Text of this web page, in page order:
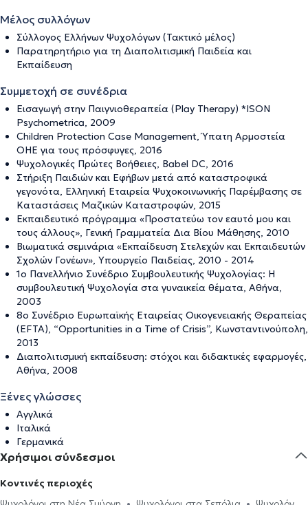
Μέλος συλλόγων
Σύλλογος Ελλήνων Ψυχολόγων (Τακτικό μέλος)
Παρατηρητήριο για τη Διαπολιτισμική Παιδεία και
Εκπαίδευση
Συμμετοχή σε συνέδρια
Εισαγωγή στην Παιγνιοθεραπεία (Play Therapy) *ISON
Psychometrica, 2009
Children Protection Case Management, Ύπατη Αρμοστεία
ΟΗΕ για τους πρόσφυγες, 2016
Ψυχολογικές Πρώτες Βοήθειες, Babel DC, 2016
Στήριξη Παιδιών και Εφήβων μετά από καταστροφικά
γεγονότα, Ελληνική Εταιρεία Ψυχοκοινωνικής Παρέμβασης σε
Καταστάσεις Μαζικών Καταστροφών, 2015
Εκπαιδευτικό πρόγραμμα «Προστατεύω τον εαυτό μου και
τους άλλους», Γενική Γραμματεία Δια Βίου Μάθησης, 2010
Βιωματικά σεμινάρια «Εκπαίδευση Στελεχών και Εκπαιδευτών
Σχολών Γονέων», Υπουργείο Παιδείας, 2010 - 2014
1ο Πανελλήνιο Συνέδριο Συμβουλευτικής Ψυχολογίας: Η
συμβουλευτική Ψυχολογία στα γυναικεία θέματα, Αθήνα,
2003
8ο Συνέδριο Ευρωπαϊκής Εταιρείας Οικογενειακής Θεραπείας
(EFTA), “Opportunities in a Time of Crisis”, Κωνσταντινούπολη,
2013
Διαπολιτισμική εκπαίδευση: στόχοι και διδακτικές εφαρμογές,
Αθήνα, 2008
Ξένες γλώσσες
Αγγλικά
Ιταλικά
Γερμανικά
Χρήσιμοι σύνδεσμοι
Κοντινές περιοχές